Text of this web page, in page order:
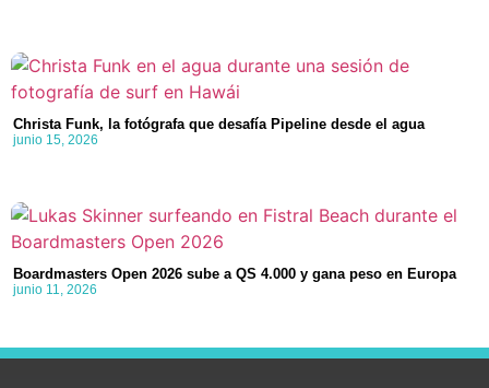
Christa Funk, la fotógrafa que desafía Pipeline desde el agua
junio 15, 2026
Boardmasters Open 2026 sube a QS 4.000 y gana peso en Europa
junio 11, 2026